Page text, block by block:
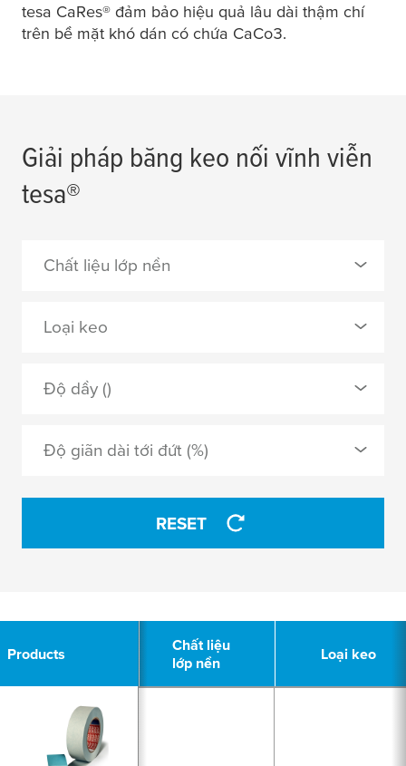
tesa CaRes® đảm bảo hiệu quả lâu dài thậm chí
trên bề mặt khó dán có chứa CaCo3.
Giải pháp băng keo nối vĩnh viễn
tesa®
Chất liệu lớp nền
0 Selected
không dệt
APPLY
Loại keo
0 Selected
Độ dầy ()
Độ giãn dài tới đứt (%)
RESET
Products
Chất liệu
lớp nền
Loại keo
Products
Chất liệu
lớp nền
Loại keo